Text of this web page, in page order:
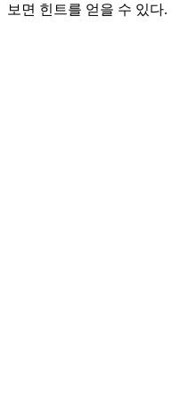
보면 힌트를 얻을 수 있다.